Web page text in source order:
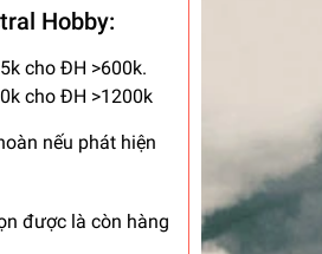
Hobby:
cho ĐH >600k.
cho ĐH >1200k
nếu phát hiện
được là còn hàng